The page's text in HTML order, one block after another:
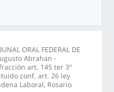
ORAL FEDERAL DE
Abrahan -
art. 145 ter 3°
conf. art. 26 ley
Laboral, Rosario